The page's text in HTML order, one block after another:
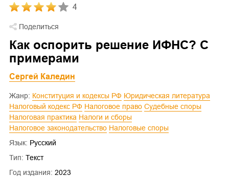
4
Поделиться
Как оспорить решение ИФНС? С
примерами
Сергей Каледин
Жанр: Конституция и кодексы РФ
Юридическая литература
Налоговый кодекс РФ
Налоговое право
Судебные споры
Налоговая практика
Налоги и сборы
Налоговое законодательство
Налоговые споры
Язык: Русский
Тип: Текст
Год издания: 2023